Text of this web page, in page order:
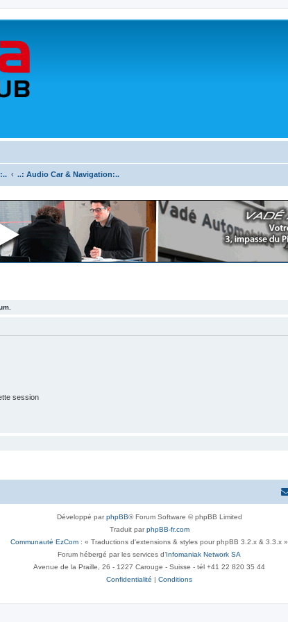
..: Audio Car & Navigation:..
session
Développé parphpBB® Forum Software © phpBB Limited
Traduit parphpBB-fr.com
Communauté EzCom : « Traductions d'extensions & styles pour phpBB 3.2.x & 3.3.x »
Forum hébergé par les services d’Infomaniak Network SA
Avenue de la Praille, 26 - 1227 Carouge - Suisse - tél +41 22 820 35 44
Confidentialité | Conditions